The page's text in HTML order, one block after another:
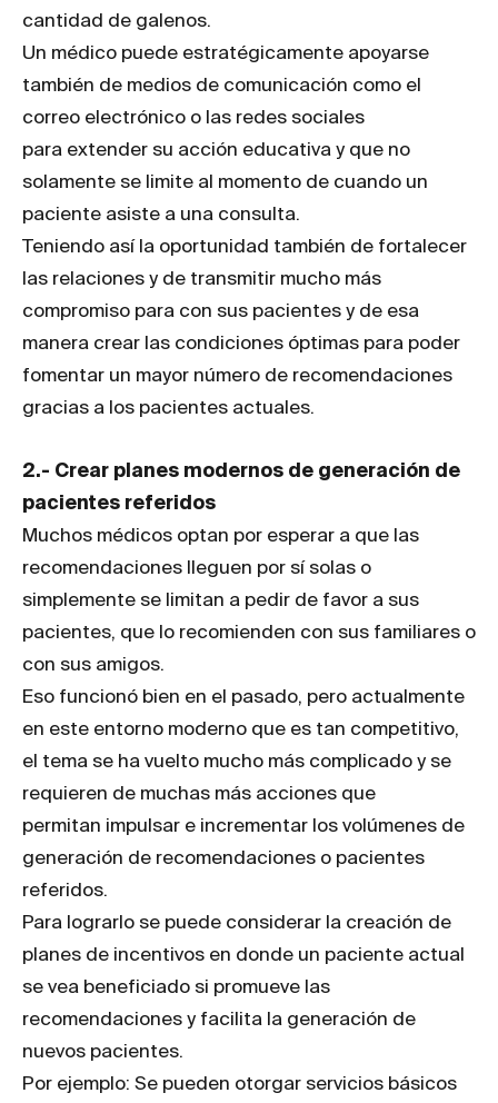
cantidad de galenos.
Un médico puede estratégicamente apoyarse
también de medios de comunicación como el
correo electrónico o las redes sociales
para extender su acción educativa y que no
solamente se limite al momento de cuando un
paciente asiste a una consulta.
Teniendo así la oportunidad también de fortalecer
las relaciones y de transmitir mucho más
compromiso para con sus pacientes y de esa
manera crear las condiciones óptimas para poder
fomentar un mayor número de recomendaciones
gracias a los pacientes actuales.
2.- Crear planes modernos de generación de
pacientes referidos
Muchos médicos optan por esperar a que las
recomendaciones lleguen por sí solas o
simplemente se limitan a pedir de favor a sus
pacientes, que lo recomienden con sus familiares o
con sus amigos.
Eso funcionó bien en el pasado, pero actualmente
en este entorno moderno que es tan competitivo,
el tema se ha vuelto mucho más complicado y se
requieren de muchas más acciones que
permitan impulsar e incrementar los volúmenes de
generación de recomendaciones o pacientes
referidos.
Para lograrlo se puede considerar la creación de
planes de incentivos en donde un paciente actual
se vea beneficiado si promueve las
recomendaciones y facilita la generación de
nuevos pacientes.
Por ejemplo: Se pueden otorgar servicios básicos